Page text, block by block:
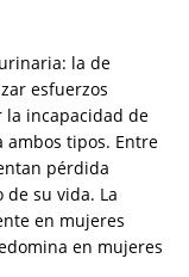
la de
esfuerzos
la incapacidad de
ambos tipos. Entre
pérdida
su vida. La
en mujeres
en mujeres